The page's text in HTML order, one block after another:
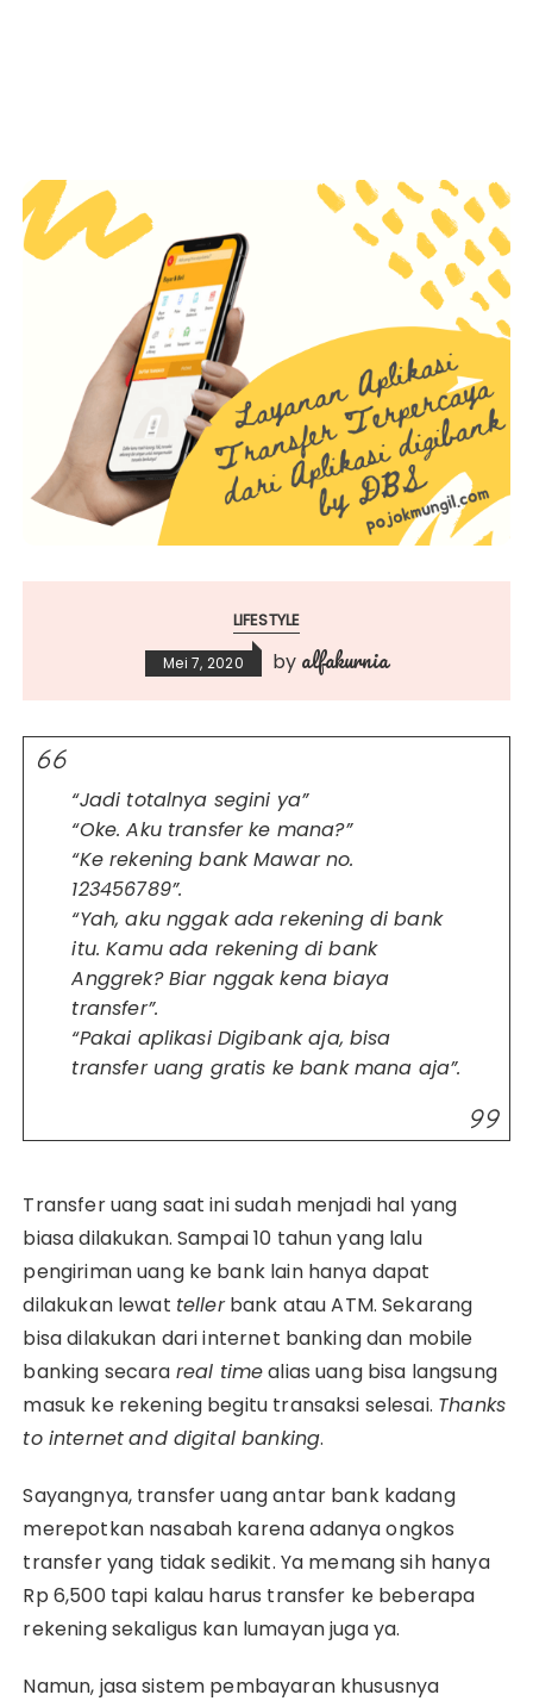
LIFESTYLE
Mei 7, 2020 by alfakurnia
“Jadi totalnya segini ya”
“Oke. Aku transfer ke mana?”
“Ke rekening bank Mawar no.
123456789”.
“Yah, aku nggak ada rekening di bank
itu. Kamu ada rekening di bank
Anggrek? Biar nggak kena biaya
transfer”.
“Pakai aplikasi Digibank aja, bisa
transfer uang gratis ke bank mana aja”.
Transfer uang saat ini sudah menjadi hal yang
biasa dilakukan. Sampai 10 tahun yang lalu
pengiriman uang ke bank lain hanya dapat
dilakukan lewat tellerbank atau ATM. Sekarang
bisa dilakukan dari internet banking dan mobile
banking secara real timealias uang bisa langsung
masuk ke rekening begitu transaksi selesai. Thanks
to internetand digital banking.
Sayangnya, transfer uang antar bank kadang
merepotkan nasabah karena adanya ongkos
transfer yang tidak sedikit. Ya memang sih hanya
Rp 6,500 tapi kalau harus transfer ke beberapa
rekening sekaligus kan lumayan juga ya.
Namun, jasa sistem pembayaran khususnya